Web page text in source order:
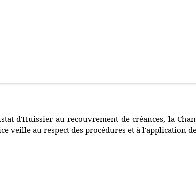
d'Huissier au recouvrement de créances, la
veille au respect des procédures et à l'application